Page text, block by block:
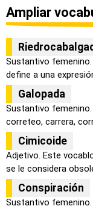
Ampliar
Sustantivo
define a una
Galopada
Sustantivo
correteo, carrera,
Cimicoide
Adjetivo. Este
se le considera
Conspiración
Sustantivo